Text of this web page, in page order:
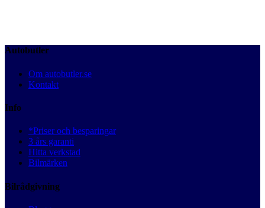
Autobutler
Om autobutler.se
Kontakt
Info
*Priser och besparingar
3 års garanti
Hitta verkstad
Bilmärken
Bilrådgivning